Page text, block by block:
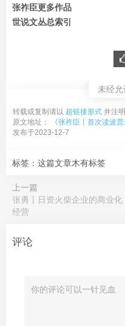
张祚臣更多作品
世说文丛总索引
未经允
转载或复制请以 超链接形式 并注
原文地址：
《张祚臣丨首次读波
发布于2023-12-7
标签：这篇文章木有标签
上一篇
张勇丨日资火柴企业的商业化
经营
评论